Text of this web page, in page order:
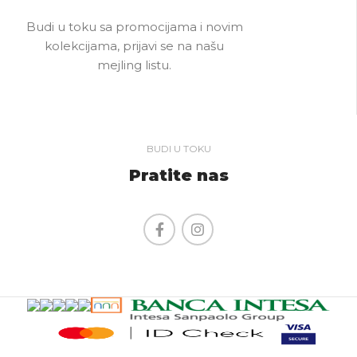
Budi u toku sa promocijama i novim
kolekcijama, prijavi se na našu
mejling listu.
BUDI U TOKU
Pratite nas